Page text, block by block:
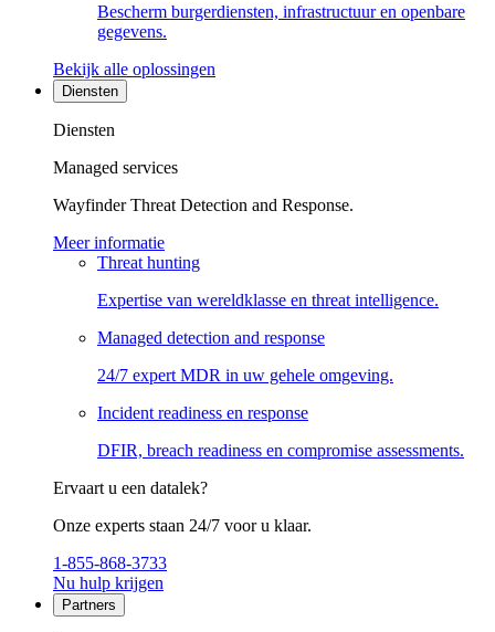
Bescherm burgerdiensten, infrastructuur en openbare
gegevens.
Bekijk alle oplossingen
Diensten
Diensten
Managed services
Wayfinder Threat Detection and Response.
Meer informatie
Threat hunting
Expertise van wereldklasse en threat intelligence.
Managed detection and response
24/7 expert MDR in uw gehele omgeving.
Incident readiness en response
DFIR, breach readiness en compromise assessments.
Ervaart u een datalek?
Onze experts staan 24/7 voor u klaar.
1-855-868-3733
Nu hulp krijgen
Partners